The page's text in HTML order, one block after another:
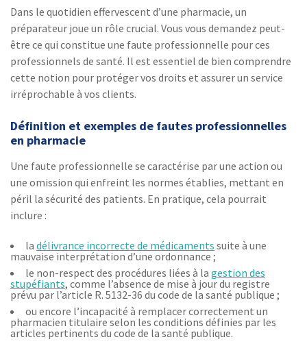
Dans le quotidien effervescent d’une pharmacie, un
préparateur joue un rôle crucial. Vous vous demandez peut-
être ce qui constitue une faute professionnelle pour ces
professionnels de santé. Il est essentiel de bien comprendre
cette notion pour protéger vos droits et assurer un service
irréprochable à vos clients.
Définition et exemples de fautes professionnelles
en pharmacie
Une faute professionnelle se caractérise par une action ou
une omission qui enfreint les normes établies, mettant en
péril la sécurité des patients. En pratique, cela pourrait
inclure :
la délivrance incorrecte de médicaments suite à une
mauvaise interprétation d’une ordonnance ;
le non-respect des procédures liées à la gestion des
stupéfiants, comme l’absence de mise à jour du registre
prévu par l’article R. 5132-36 du code de la santé publique ;
ou encore l’incapacité à remplacer correctement un
pharmacien titulaire selon les conditions définies par les
articles pertinents du code de la santé publique.